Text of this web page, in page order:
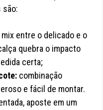
são:
mix entre o delicado e o
quebra o impacto
certa;
combinação
e fácil de montar.
aposte em um